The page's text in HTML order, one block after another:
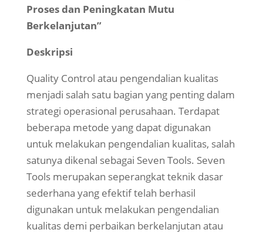
Proses dan Peningkatan Mutu
Berkelanjutan”
Deskripsi
Quality Control atau pengendalian kualitas
menjadi salah satu bagian yang penting dalam
strategi operasional perusahaan. Terdapat
beberapa metode yang dapat digunakan
untuk melakukan pengendalian kualitas, salah
satunya dikenal sebagai Seven Tools. Seven
Tools merupakan seperangkat teknik dasar
sederhana yang efektif telah berhasil
digunakan untuk melakukan pengendalian
kualitas demi perbaikan berkelanjutan atau